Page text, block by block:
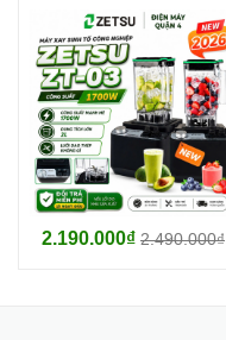
Tổng quan
Loại máy xay:
Máy xay cầm tay
Chức năng:
2.190.000₫ 2.490.000₫